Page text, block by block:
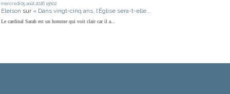
mercredi 05 août 2026 15h02
Eleison sur « Dans vingt-cinq ans, l’Église sera-t-elle...
Le cardinal Sarah est un homme qui voit clair car il a...